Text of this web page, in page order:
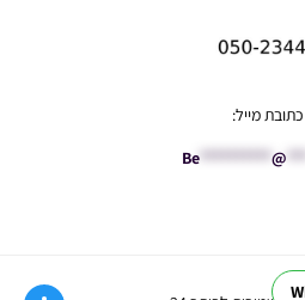
כתובת מייל:
Be********** @ ***